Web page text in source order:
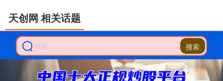
搜索
天创网 相关话题